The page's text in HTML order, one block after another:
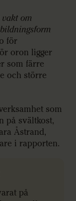
vakt om
för
oron ligger
som färre
och större
som
på svältkost,
Åstrand,
i rapporten.
på